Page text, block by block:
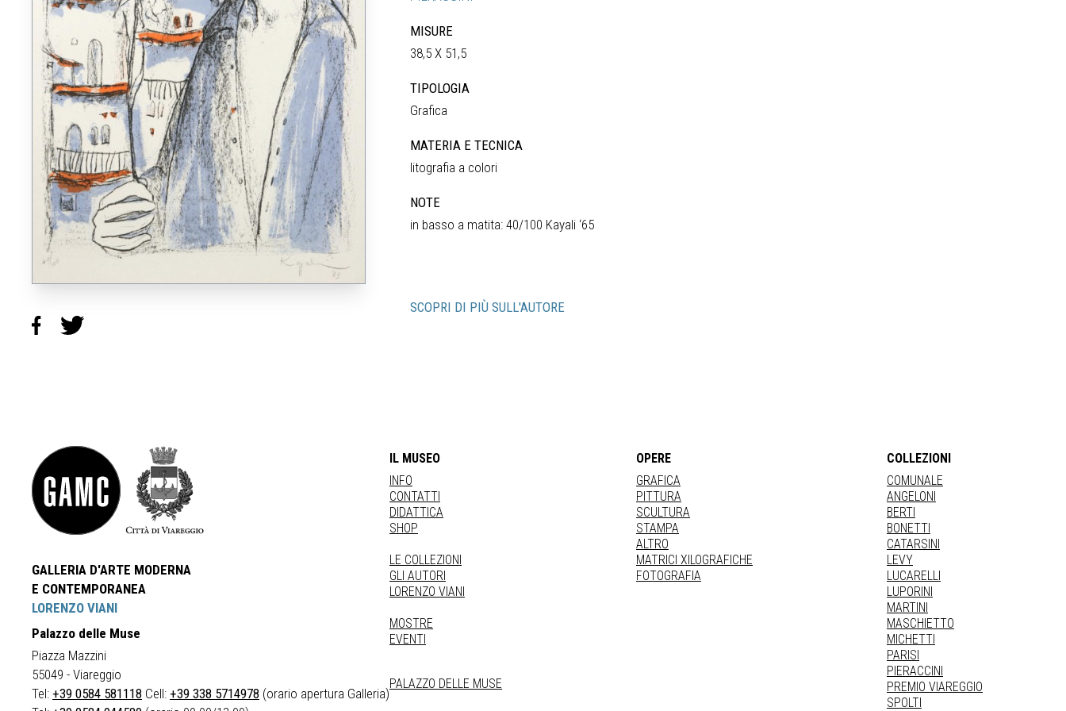
MISURE
38,5 X 51,5
TIPOLOGIA
Grafica
MATERIA E TECNICA
litografia a colori
NOTE
in basso a matita: 40/100 Kayali ‘65
SCOPRI DI PIÙ SULL'AUTORE
GALLERIA D'ARTE MODERNA
E CONTEMPORANEA
LORENZO VIANI
Palazzo delle Muse
Piazza Mazzini
55049 - Viareggio
Tel: +39 0584 581118 Cell: +39 338 5714978 (orario apertura Galleria)
IL MUSEO
INFO
CONTATTI
DIDATTICA
SHOP
LE COLLEZIONI
GLI AUTORI
LORENZO VIANI
MOSTRE
EVENTI
PALAZZO DELLE MUSE
OPERE
GRAFICA
PITTURA
SCULTURA
STAMPA
ALTRO
MATRICI XILOGRAFICHE
FOTOGRAFIA
COLLEZIONI
COMUNALE
ANGELONI
BERTI
BONETTI
CATARSINI
LEVY
LUCARELLI
LUPORINI
MARTINI
MASCHIETTO
MICHETTI
PARISI
PIERACCINI
PREMIO VIAREGGIO
SPOLTI